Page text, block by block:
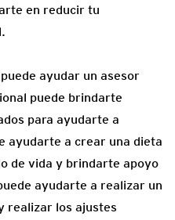
en reducir tu
ayudar un asesor
puede brindarte
para ayudarte a
ayudarte a crear una dieta
de vida y brindarte apoyo
ayudarte a realizar un
realizar los ajustes